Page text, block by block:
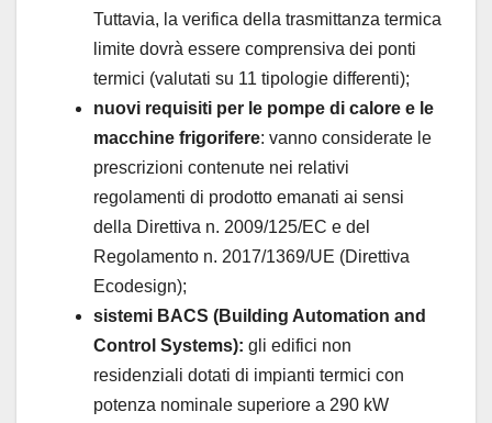
Tuttavia, la verifica della trasmittanza termica
limite dovrà essere comprensiva dei ponti
termici (valutati su 11 tipologie differenti);
nuovi requisiti per le pompe di calore e le
macchine frigorifere: vanno considerate le
prescrizioni contenute nei relativi
regolamenti di prodotto emanati ai sensi
della Direttiva n. 2009/125/EC e del
Regolamento n. 2017/1369/UE (Direttiva
Ecodesign);
sistemi BACS (Building Automation and
Control Systems): gli edifici non
residenziali dotati di impianti termici con
potenza nominale superiore a 290 kW